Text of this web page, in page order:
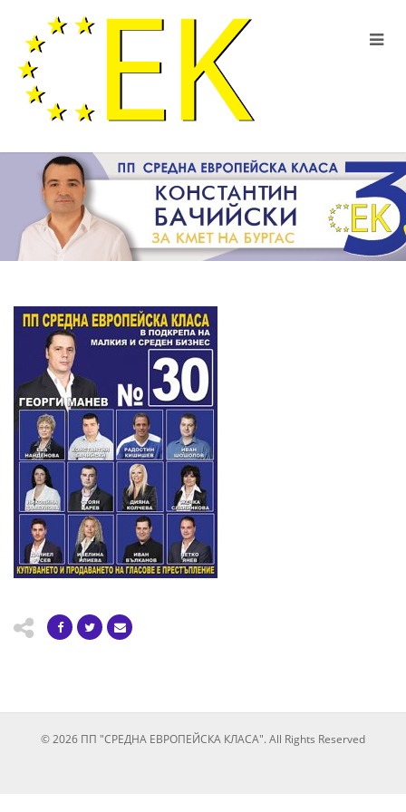
© 2026 ПП "СРЕДНА ЕВРОПЕЙСКА КЛАСА". All Rights Reserved